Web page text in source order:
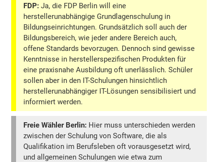
FDP: Ja, die FDP Berlin will eine
herstellerunabhängige Grundlagenschulung in
Bildungseinrichtungen. Grundsätzlich soll auch der
Bildungsbereich, wie jeder andere Bereich auch,
offene Standards bevorzugen. Dennoch sind gewisse
Kenntnisse in herstellerspezifischen Produkten für
eine praxisnahe Ausbildung oft unerlässlich. Schüler
sollen aber in den IT-Schulungen hinsichtlich
herstellerunabhängiger IT-Lösungen sensibilisiert und
informiert werden.
Freie Wähler Berlin: Hier muss unterschieden werden
zwischen der Schulung von Software, die als
Qualifikation im Berufsleben oft vorausgesetzt wird,
und allgemeinen Schulungen wie etwa zum